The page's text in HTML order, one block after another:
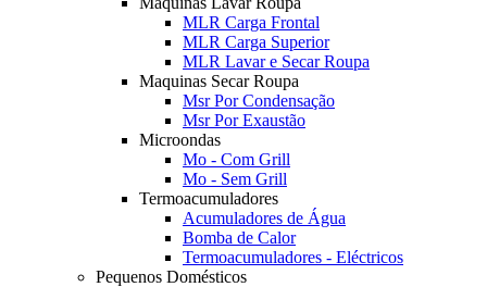
MLR Carga Frontal
MLR Carga Superior
MLR Lavar e Secar Roupa
Maquinas Secar Roupa
Msr Por Condensação
Msr Por Exaustão
Microondas
Mo - Com Grill
Mo - Sem Grill
Termoacumuladores
Acumuladores de Água
Bomba de Calor
Termoacumuladores - Eléctricos
Pequenos Domésticos